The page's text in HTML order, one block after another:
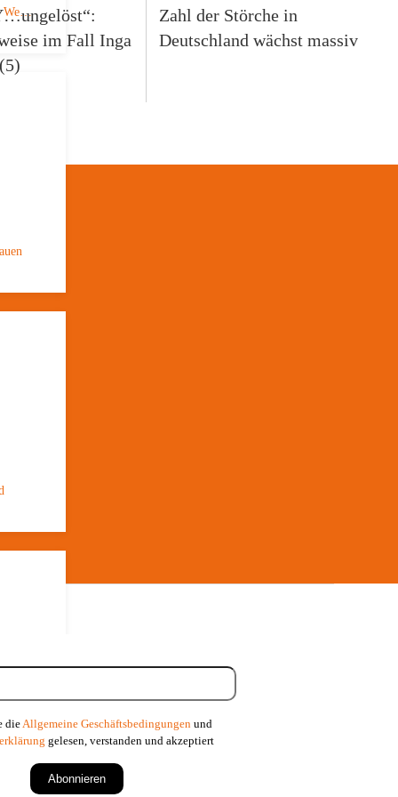
We…
im Fall Inga
Zahl der Störche in
Deutschland wächst massiv
die Allgemeine Geschäftsbedingungen und
gelesen, verstanden und akzeptiert
Abonnieren